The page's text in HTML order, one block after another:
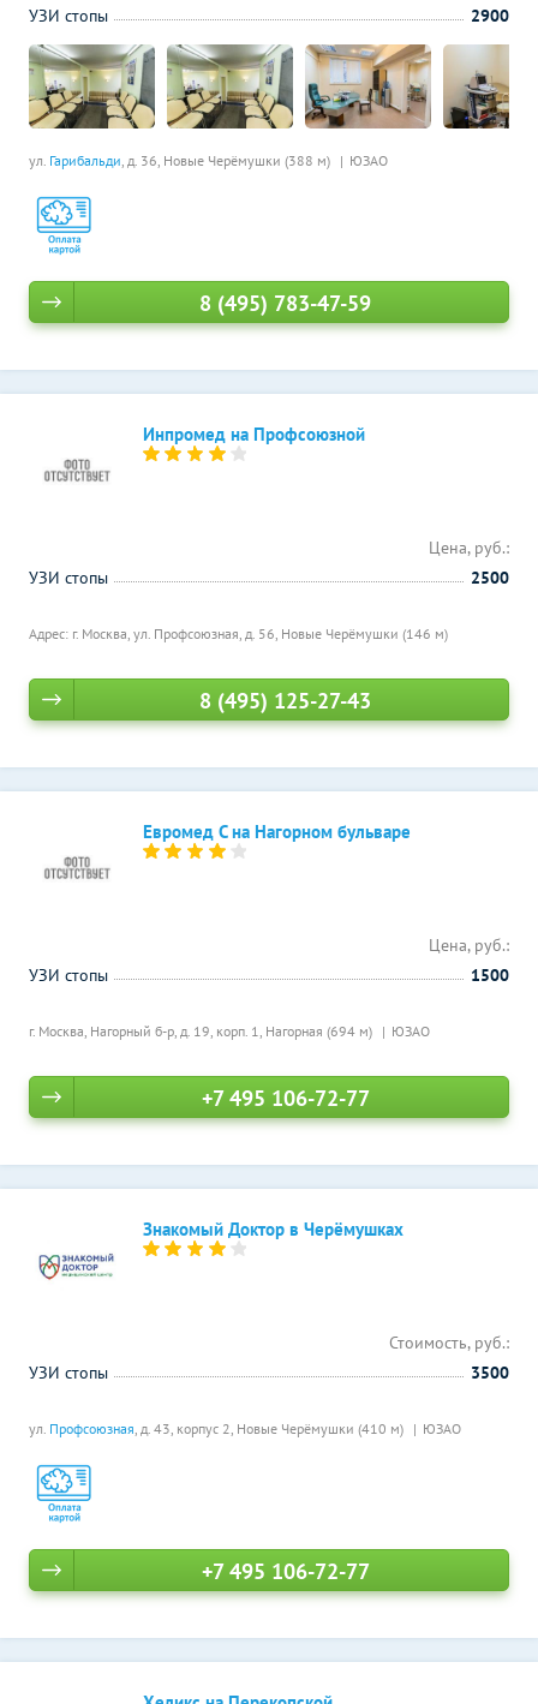
ул. Гарибальди, д. 36, Новые Черёмушки (388 м) ЮЗАО
УЗИ стопы
2900
8 (495) 783-47-59
Инпромед на Профсоюзной
Адрес: г. Москва, ул. Профсоюзная, д. 56, Новые Черёмушки (146 м)
Цена, руб.:
УЗИ стопы
2500
8 (495) 125-27-43
Евромед С на Нагорном бульваре
г. Москва, Нагорный б-р, д. 19, корп. 1, Нагорная (694 м) ЮЗАО
Цена, руб.:
УЗИ стопы
1500
+7 495 106-72-77
Знакомый Доктор в Черёмушках
ул. Профсоюзная, д. 43, корпус 2, Новые Черёмушки (410 м) ЮЗАО
Стоимость, руб.:
УЗИ стопы
3500
+7 495 106-72-77